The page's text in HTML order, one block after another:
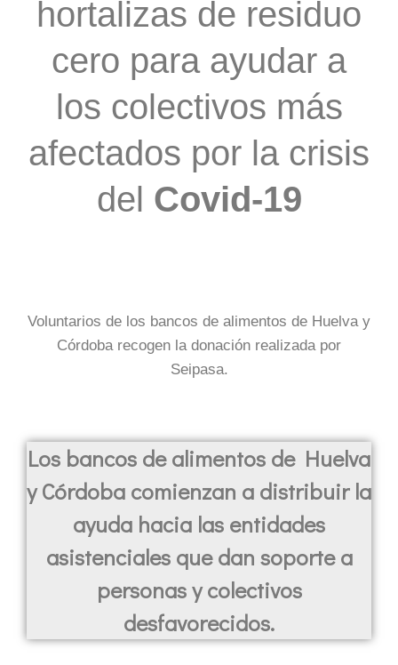
hortalizas de residuo
cero para ayudar a
los colectivos más
afectados por la crisis
del Covid-19
Voluntarios de los bancos de alimentos de Huelva y
Córdoba recogen la donación realizada por
Seipasa.
Los bancos de alimentos de Huelva
y Córdoba comienzan a distribuir la
ayuda hacia las entidades
asistenciales que dan soporte a
personas y colectivos
desfavorecidos.